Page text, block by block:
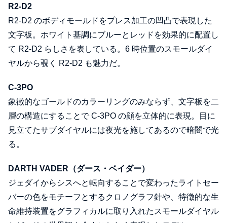
R2-D2
R2-D2 のボディモールドをプレス加工の凹凸で表現した
文字板。ホワイト基調にブルーとレッドを効果的に配置し
て R2-D2 らしさを表している。6 時位置のスモールダイ
ヤルから覗く R2-D2 も魅力だ。
C-3PO
象徴的なゴールドのカラーリングのみならず、文字板を二
層の構造にすることで C-3PO の顔を立体的に表現。目に
見立てたサブダイヤルには夜光を施してあるので暗闇で光
る。
DARTH VADER（ダース・ベイダー）
ジェダイからシスへと転向することで変わったライトセー
バーの色をモチーフとするクロノグラフ針や、特徴的な生
命維持装置をグラフィカルに取り入れたスモールダイヤル